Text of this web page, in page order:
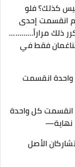
كذلك؟ فلو
انقسمت إحدى
ذلك مراراً…………
فقط في
واحدة انقسمت
انقسمت كل واحدة
نهاية—
الأصل